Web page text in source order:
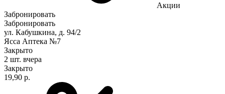
Акции
Забронировать
Забронировать
ул. Кабушкина, д. 94/2
Ясса Аптека №7
Закрыто
2 шт. вчера
Закрыто
19,90 р.